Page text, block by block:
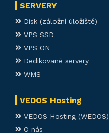
SERVERY
Disk (záložní úložiště)
VPS SSD
VPS ON
Dedikované servery
WMS
VEDOS Hosting
VEDOS Hosting (WEDOS)
O nás